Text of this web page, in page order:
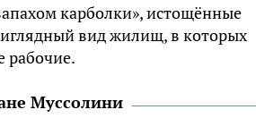
карболки», истощённые
вид жилищ, в которых
рабочие.
Муссолини